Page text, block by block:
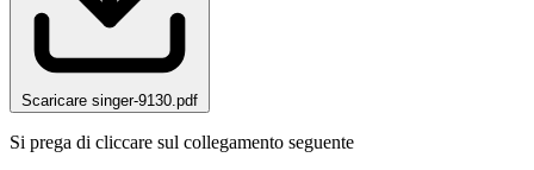
Scaricare singer-9130.pdf
Si prega di cliccare sul collegamento seguente